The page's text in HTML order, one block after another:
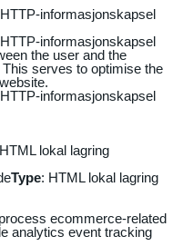
informasjonskapsel
informasjonskapsel
the user and the
serves to optimise the
informasjonskapsel
lokal lagring
Type: HTML lokal lagring
ecommerce-related
analytics event tracking